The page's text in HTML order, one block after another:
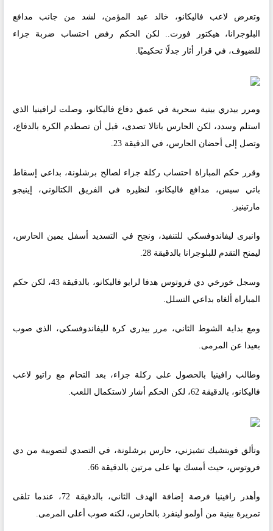
وتعرض لاعب فاليكانو، خالد عبد المؤمن، لشد من جانب مدافع
البلوجرانا، هيكتور فورت.. لكن الحكم رفض احتساب ضربة جزاء
للضيوف، في قرار أثار جدلًا تحكيميًا.
ومرر بيدري بينية سحرية في عمق دفاع فاليكانو، وصلت لرافينيا الذي
استلم وسدد، لكن الحارس باتالا تصدى، قبل أن تصطدم الكرة بالدفاع،
وتصل إلى أحضان الحارس، في الدقيقة 23.
وقرر حكم المباراة احتساب ركلة جزاء لصالح برشلونة، بداعي إسقاط
باتي سيس، مدافع فاليكانو، لنظيره في الفريق الكتالوني، إينيجو
مارتينيز.
وانبرى ليفاندوفسكي للتنفيذ، ونجح في التسديد أسفل يمين الحارس،
ليمنح التقدم للبلوجرانا بالدقيقة 28.
وسجل خورخي دي فروتوس هدفا لرايو فاليكانو، بالدقيقة 43، لكن حكم
المباراة ألغاه بداعي التسلل.
ومع بداية الشوط الثاني، مرر بيدري كرة لليفاندوفسكي، الذي صوب
بعيدا عن المرمى.
وطالب رافينيا بالحصول على ركلة جزاء، بعد التحام مع راتيو لاعب
فاليكانو، بالدقيقة 62، لكن الحكم أشار لاستكمال اللعب.
وتألق فويتشيك تشيزني، حارس برشلونة، في التصدي لتصويبة من دي
فروتوس، حيث أمسك بها على مرتين بالدقيقة 66.
وأهدر رافينيا فرصة إضافة الهدف الثاني، بالدقيقة 72، عندما تلقى
تمريرة بينية من أولمو لينفرد بالحارس، لكنه صوب أعلى المرمى.